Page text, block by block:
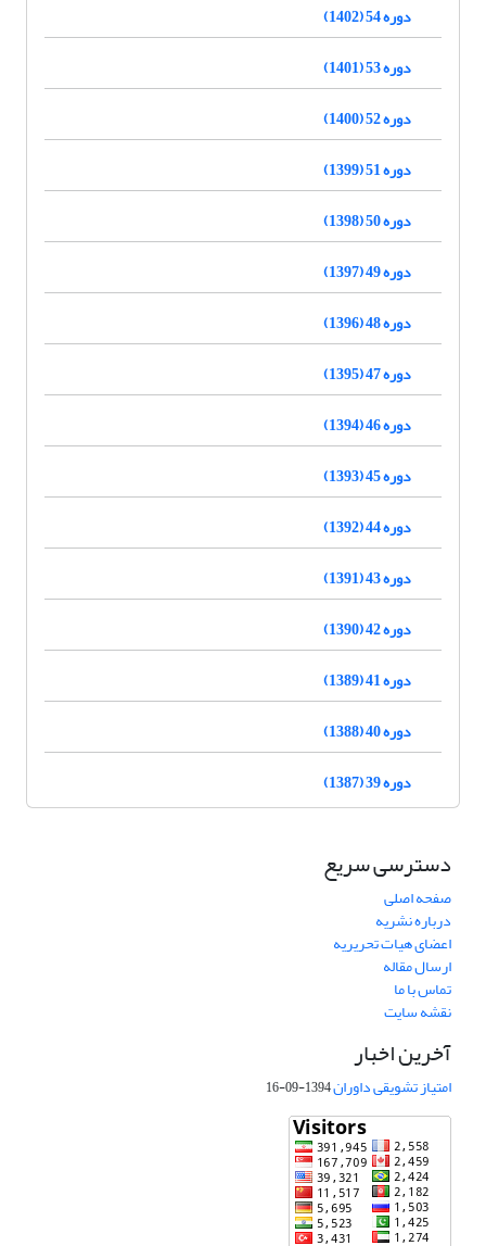
دوره 54 (1402)
دوره 53 (1401)
دوره 52 (1400)
دوره 51 (1399)
دوره 50 (1398)
دوره 49 (1397)
دوره 48 (1396)
دوره 47 (1395)
دوره 46 (1394)
دوره 45 (1393)
دوره 44 (1392)
دوره 43 (1391)
دوره 42 (1390)
دوره 41 (1389)
دوره 40 (1388)
دوره 39 (1387)
دسترسی سریع
صفحه اصلی
درباره نشریه
اعضای هیات تحریریه
ارسال مقاله
تماس با ما
نقشه سایت
آخرین اخبار
امتیاز تشویقی داوران1394-09-16